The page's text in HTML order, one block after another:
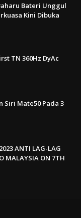
Bateri Unggul
Kini Dibuka
TN 360Hz DyAc
Siri Mate50 Pada 3
ANTI LAG-LAG
MALAYSIA ON 7TH